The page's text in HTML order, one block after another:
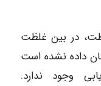
در بین غلظت
داده نشده است
وجود ندارد.